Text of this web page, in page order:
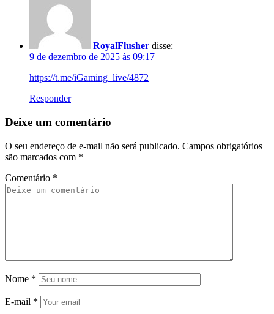
RoyalFlusher disse:
9 de dezembro de 2025 às 09:17
https://t.me/iGaming_live/4872
Responder
Deixe um comentário
O seu endereço de e-mail não será publicado. Campos obrigatórios
são marcados com *
Comentário *
Nome *
E-mail *